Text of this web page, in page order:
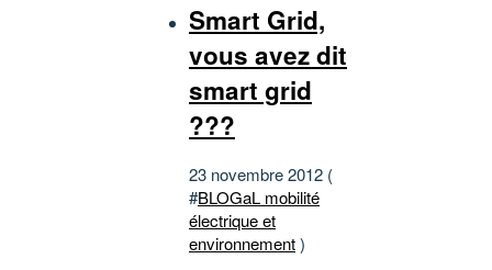
Smart Grid,
vous avez dit
smart grid
???
23 novembre 2012 (
#BLOGaL mobilité
électrique et
environnement)